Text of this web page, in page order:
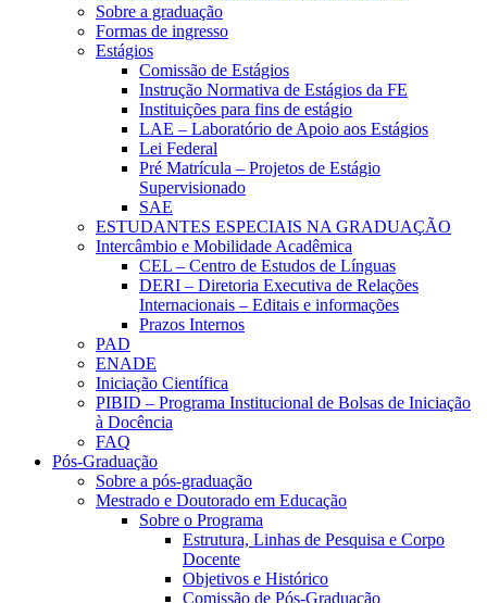
Sobre a graduação
Formas de ingresso
Estágios
Comissão de Estágios
Instrução Normativa de Estágios da FE
Instituições para fins de estágio
LAE – Laboratório de Apoio aos Estágios
Lei Federal
Pré Matrícula – Projetos de Estágio
Supervisionado
SAE
ESTUDANTES ESPECIAIS NA GRADUAÇÃO
Intercâmbio e Mobilidade Acadêmica
CEL – Centro de Estudos de Línguas
DERI – Diretoria Executiva de Relações
Internacionais – Editais e informações
Prazos Internos
PAD
ENADE
Iniciação Científica
PIBID – Programa Institucional de Bolsas de Iniciação
à Docência
FAQ
Pós-Graduação
Sobre a pós-graduação
Mestrado e Doutorado em Educação
Sobre o Programa
Estrutura, Linhas de Pesquisa e Corpo
Docente
Objetivos e Histórico
Comissão de Pós-Graduação